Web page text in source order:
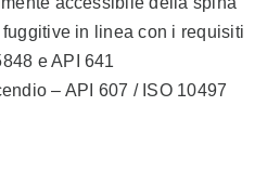
in linea con i requisiti
e API 641
– API 607 / ISO 10497